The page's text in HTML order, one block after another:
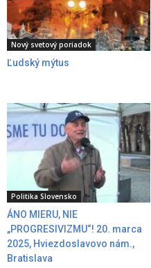
Nový svetový poriadok
Ľudský mýtus
Politika Slovensko
ÁNO MIERU, NIE
„PROGRESIVIZMU“! 20. marca
2025, Hviezdoslavovo nám.,
Bratislava